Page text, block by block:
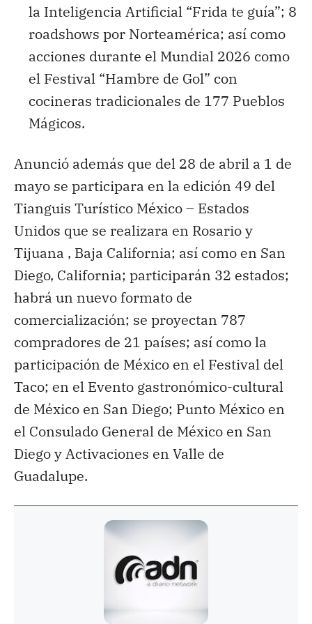
la Inteligencia Artificial “Frida te guía”; 8
roadshows por Norteamérica; así como
acciones durante el Mundial 2026 como
el Festival “Hambre de Gol” con
cocineras tradicionales de 177 Pueblos
Mágicos.
Anunció además que del 28 de abril a 1 de
mayo se participara en la edición 49 del
Tianguis Turístico México – Estados
Unidos que se realizara en Rosario y
Tijuana , Baja California; así como en San
Diego, California; participarán 32 estados;
habrá un nuevo formato de
comercialización; se proyectan 787
compradores de 21 países; así como la
participación de México en el Festival del
Taco; en el Evento gastronómico-cultural
de México en San Diego; Punto México en
el Consulado General de México en San
Diego y Activaciones en Valle de
Guadalupe.